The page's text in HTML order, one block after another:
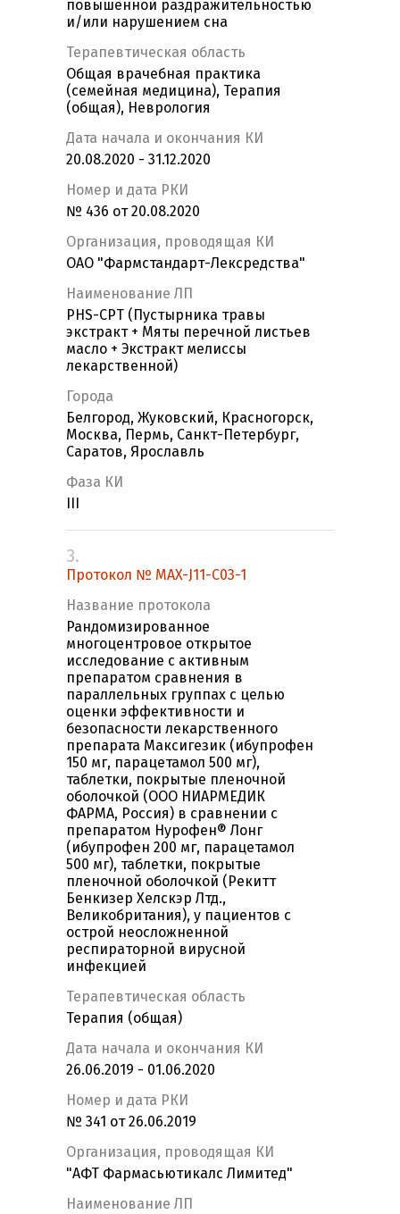
повышенной раздражительностью
и/или нарушением сна
Терапевтическая область
Общая врачебная практика
(семейная медицина), Терапия
(общая), Неврология
Дата начала и окончания КИ
20.08.2020 - 31.12.2020
Номер и дата РКИ
№ 436 от 20.08.2020
Организация, проводящая КИ
ОАО "Фармстандарт-Лексредства"
Наименование ЛП
PHS-CPT (Пустырника травы
экстракт + Мяты перечной листьев
масло + Экстракт мелиссы
лекарственной)
Города
Белгород, Жуковский, Красногорск,
Москва, Пермь, Санкт-Петербург,
Саратов, Ярославль
Фаза КИ
3.
Протокол № MAX-J11-C03-1
Название протокола
Рандомизированное
многоцентровое открытое
исследование с активным
препаратом сравнения в
параллельных группах с целью
оценки эффективности и
безопасности лекарственного
препарата Максигезик (ибупрофен
150 мг, парацетамол 500 мг),
таблетки, покрытые пленочной
оболочкой (ООО НИАРМЕДИК
ФАРМА, Россия) в сравнении с
препаратом Нурофен® Лонг
(ибупрофен 200 мг, парацетамол
500 мг), таблетки, покрытые
пленочной оболочкой (Рекитт
Бенкизер Хелскэр Лтд.,
Великобритания), у пациентов с
острой неосложненной
респираторной вирусной
инфекцией
Терапевтическая область
Терапия (общая)
Дата начала и окончания КИ
26.06.2019 - 01.06.2020
Номер и дата РКИ
№ 341 от 26.06.2019
Организация, проводящая КИ
"АФТ Фармасьютикалс Лимитед"
Наименование ЛП